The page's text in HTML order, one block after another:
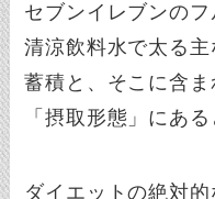
セブンイレブンの
清涼飲料水で太る
蓄積と、そこに含
「摂取形態」にあ
ダイエットの絶対